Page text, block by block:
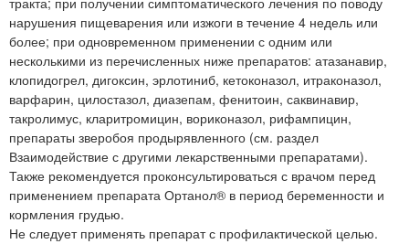
нарушения пищеварения или изжоги в течение 4 недель или
более; при одновременном применении с одним или
несколькими из перечисленных ниже препаратов: атазанавир,
клопидогрел, дигоксин, эрлотиниб, кетоконазол, итраконазол,
варфарин, цилостазол, диазепам, фенитоин, саквинавир,
такролимус, кларитромицин, вориконазол, рифампицин,
препараты зверобоя продырявленного (см. раздел
Взаимодействие с другими лекарственными препаратами).
Также рекомендуется проконсультироваться с врачом перед
применением препарата Ортанол® в период беременности и
кормления грудью.
Не следует применять препарат с профилактической целью.